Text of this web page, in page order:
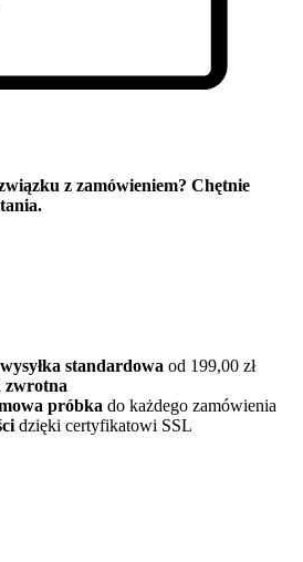
z zamówieniem? Chętnie
standardowa od 199,00 zł
zwrotna
próbka do każdego zamówienia
dzięki certyfikatowi SSL